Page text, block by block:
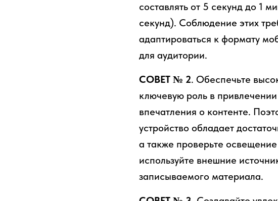
составлять от 5 секунд до 1
секунд). Соблюдение этих
адаптироваться к формату
для аудитории.
СОВЕТ № 2. Обеспечьте
ключевую роль в
впечатления о контенте.
устройство обладает
а также проверьте
используйте внешние
записываемого материала.